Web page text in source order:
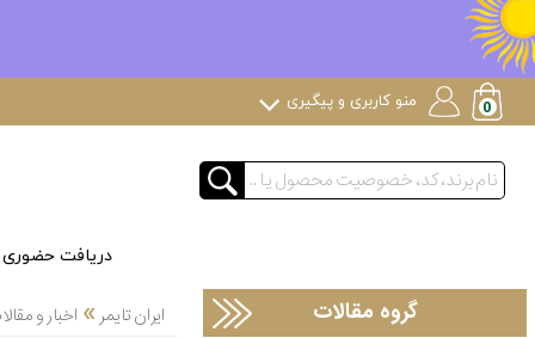
منو کاربری و پیگیری
دریافت حضوری
ایران تایمر » اخبار و گروه مقالات